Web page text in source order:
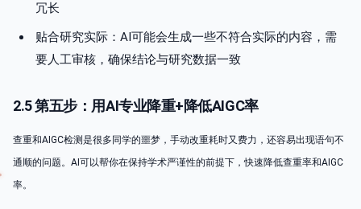
冗长
贴合研究实际：AI可能会生成一些不符合实际的内容，需
要人工审核，确保结论与研究数据一致
2.5 第五步：用AI专业降重+降低AIGC率
查重和AIGC检测是很多同学的噩梦，手动改重耗时又费力，还容易出现语句不
通顺的问题。AI可以帮你在保持学术严谨性的前提下，快速降低查重率和AIGC
率。